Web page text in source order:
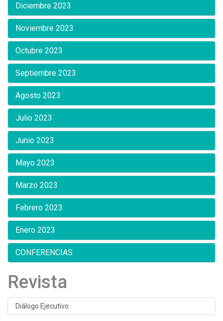
Diciembre 2023
Noviembre 2023
Octubre 2023
Septiembre 2023
Agosto 2023
Julio 2023
Junio 2023
Mayo 2023
Marzo 2023
Febrero 2023
Enero 2023
CONFERENCIAS
Revista
Diálogo Ejecutivo